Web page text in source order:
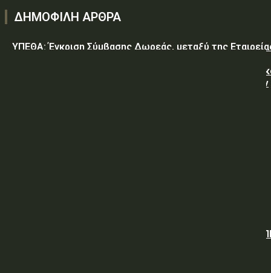
ΔΗΜΟΦΙΛΗ ΑΡΘΡΑ
ΥΠΕΘΑ: Έγκριση Σύμβασης Δωρεάς, μεταξύ της
Ελληνικού Δημοσίου – Υπουργείο-Εθνικής Άμυνας-
Επιτελείο Αεροπορίας-Σχολή Μονίμων Υπαξιωματικών
Όμιλος ΔΕΗ: Νέα συμφωνία για χαρτοφυλάκιο έργων